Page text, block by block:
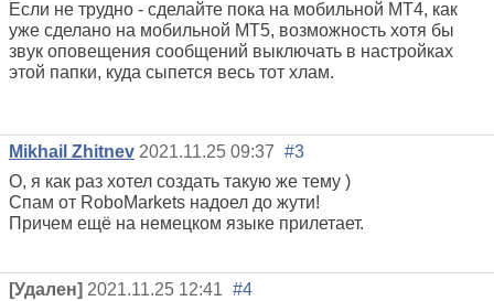
Если не трудно - сделайте пока на мобильной МТ4, как
уже сделано на мобильной МТ5, возможность хотя бы
звук оповещения сообщений выключать в настройках
этой папки, куда сыпется весь тот хлам.
Mikhail Zhitnev 2021.11.25 09:37 #3
О, я как раз хотел создать такую же тему )
Спам от RoboMarkets надоел до жути!
Причем ещё на немецком языке прилетает.
[Удален] 2021.11.25 12:41 #4